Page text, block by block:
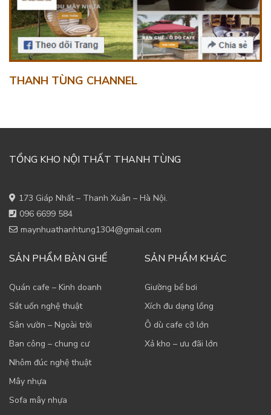
THANH TÙNG CHANNEL
TỔNG KHO NỘI THẤT THANH TÙNG
173 Giáp Nhất – Thanh Xuân – Hà Nội.
096 6699 584
maynhuathanhtung1304@gmail.com
SẢN PHẨM BÀN GHẾ
Quán cafe – Kinh doanh
Sắt uốn nghệ thuật
Sân vườn – Ngoài trời
Ban công – chung cư
Nhôm đúc nghệ thuật
Mây nhựa
Sofa mây nhựa
SẢN PHẨM KHÁC
Giường bể bơi
Xích đu dạng lồng
Ô dù cafe cỡ lớn
Xả kho – ưu đãi lớn